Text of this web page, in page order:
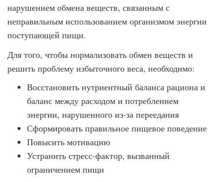
нарушением обмена веществ, связанным с
неправильным использованием организмом энергии
поступающей пищи.
Для того, чтобы нормализовать обмен веществ и
решить проблему избыточного веса, необходимо:
Восстановить нутриентный баланса рациона и
баланс между расходом и потреблением
энергии, нарушенного из-за переедания
Сформировать правильное пищевое поведение
Повысить мотивацию
Устранить стресс-фактор, вызванный
ограничением пищи